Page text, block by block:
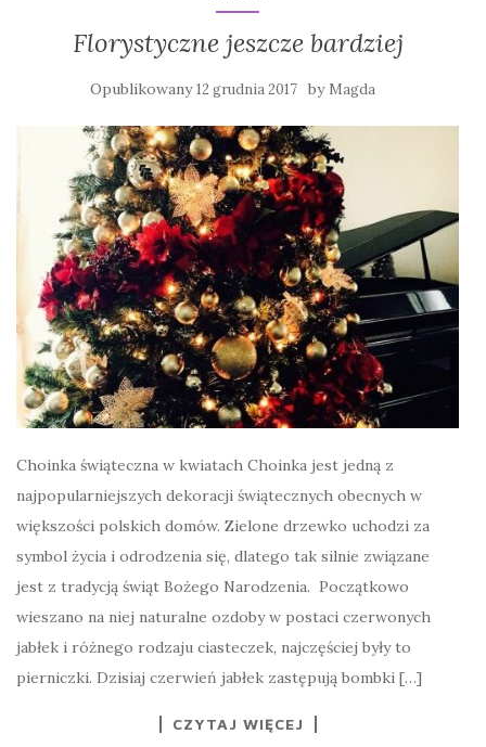
Florystyczne jeszcze bardziej
Opublikowany12 grudnia 2017 by Magda
Choinka świąteczna w kwiatach Choinka jest jedną z
najpopularniejszych dekoracji świątecznych obecnych w
większości polskich domów. Zielone drzewko uchodzi za
symbol życia i odrodzenia się, dlatego tak silnie związane
jest z tradycją świąt Bożego Narodzenia. Początkowo
wieszano na niej naturalne ozdoby w postaci czerwonych
jabłek i różnego rodzaju ciasteczek, najczęściej były to
pierniczki. Dzisiaj czerwień jabłek zastępują bombki […]
CZYTAJ WIĘCEJ